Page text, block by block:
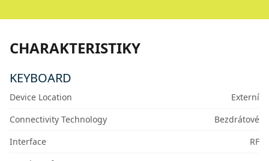
CHARAKTERISTIKY
KEYBOARD
Device Location
Externí
Connectivity Technology
Bezdrátové
Interface
RF